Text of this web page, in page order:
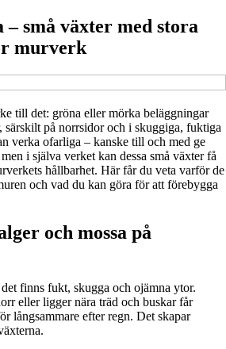
– små växter med stora
murverk
till det: gröna eller mörka beläggningar
särskilt på norrsidor och i skuggiga, fuktiga
verka ofarliga – kanske till och med ge
i själva verket kan dessa små växter få
hållbarhet. Här får du veta varför de
och vad du kan göra för att förebygga
och mossa på
finns fukt, skugga och ojämna ytor.
eller ligger nära träd och buskar får
långsammare efter regn. Det skapar